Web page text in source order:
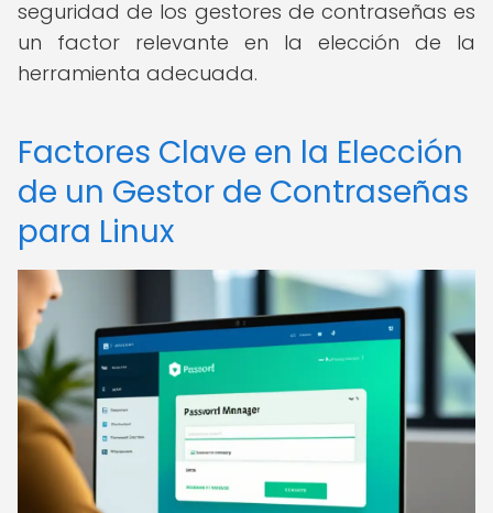
seguridad de los gestores de contraseñas es
un factor relevante en la elección de la
herramienta adecuada.
Factores Clave en la Elección
de un Gestor de Contraseñas
para Linux